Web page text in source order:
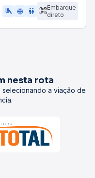
airline_seat_legroom_extra ac_unit wc
Embarque
direto
nesta rota
selecionando a viação de